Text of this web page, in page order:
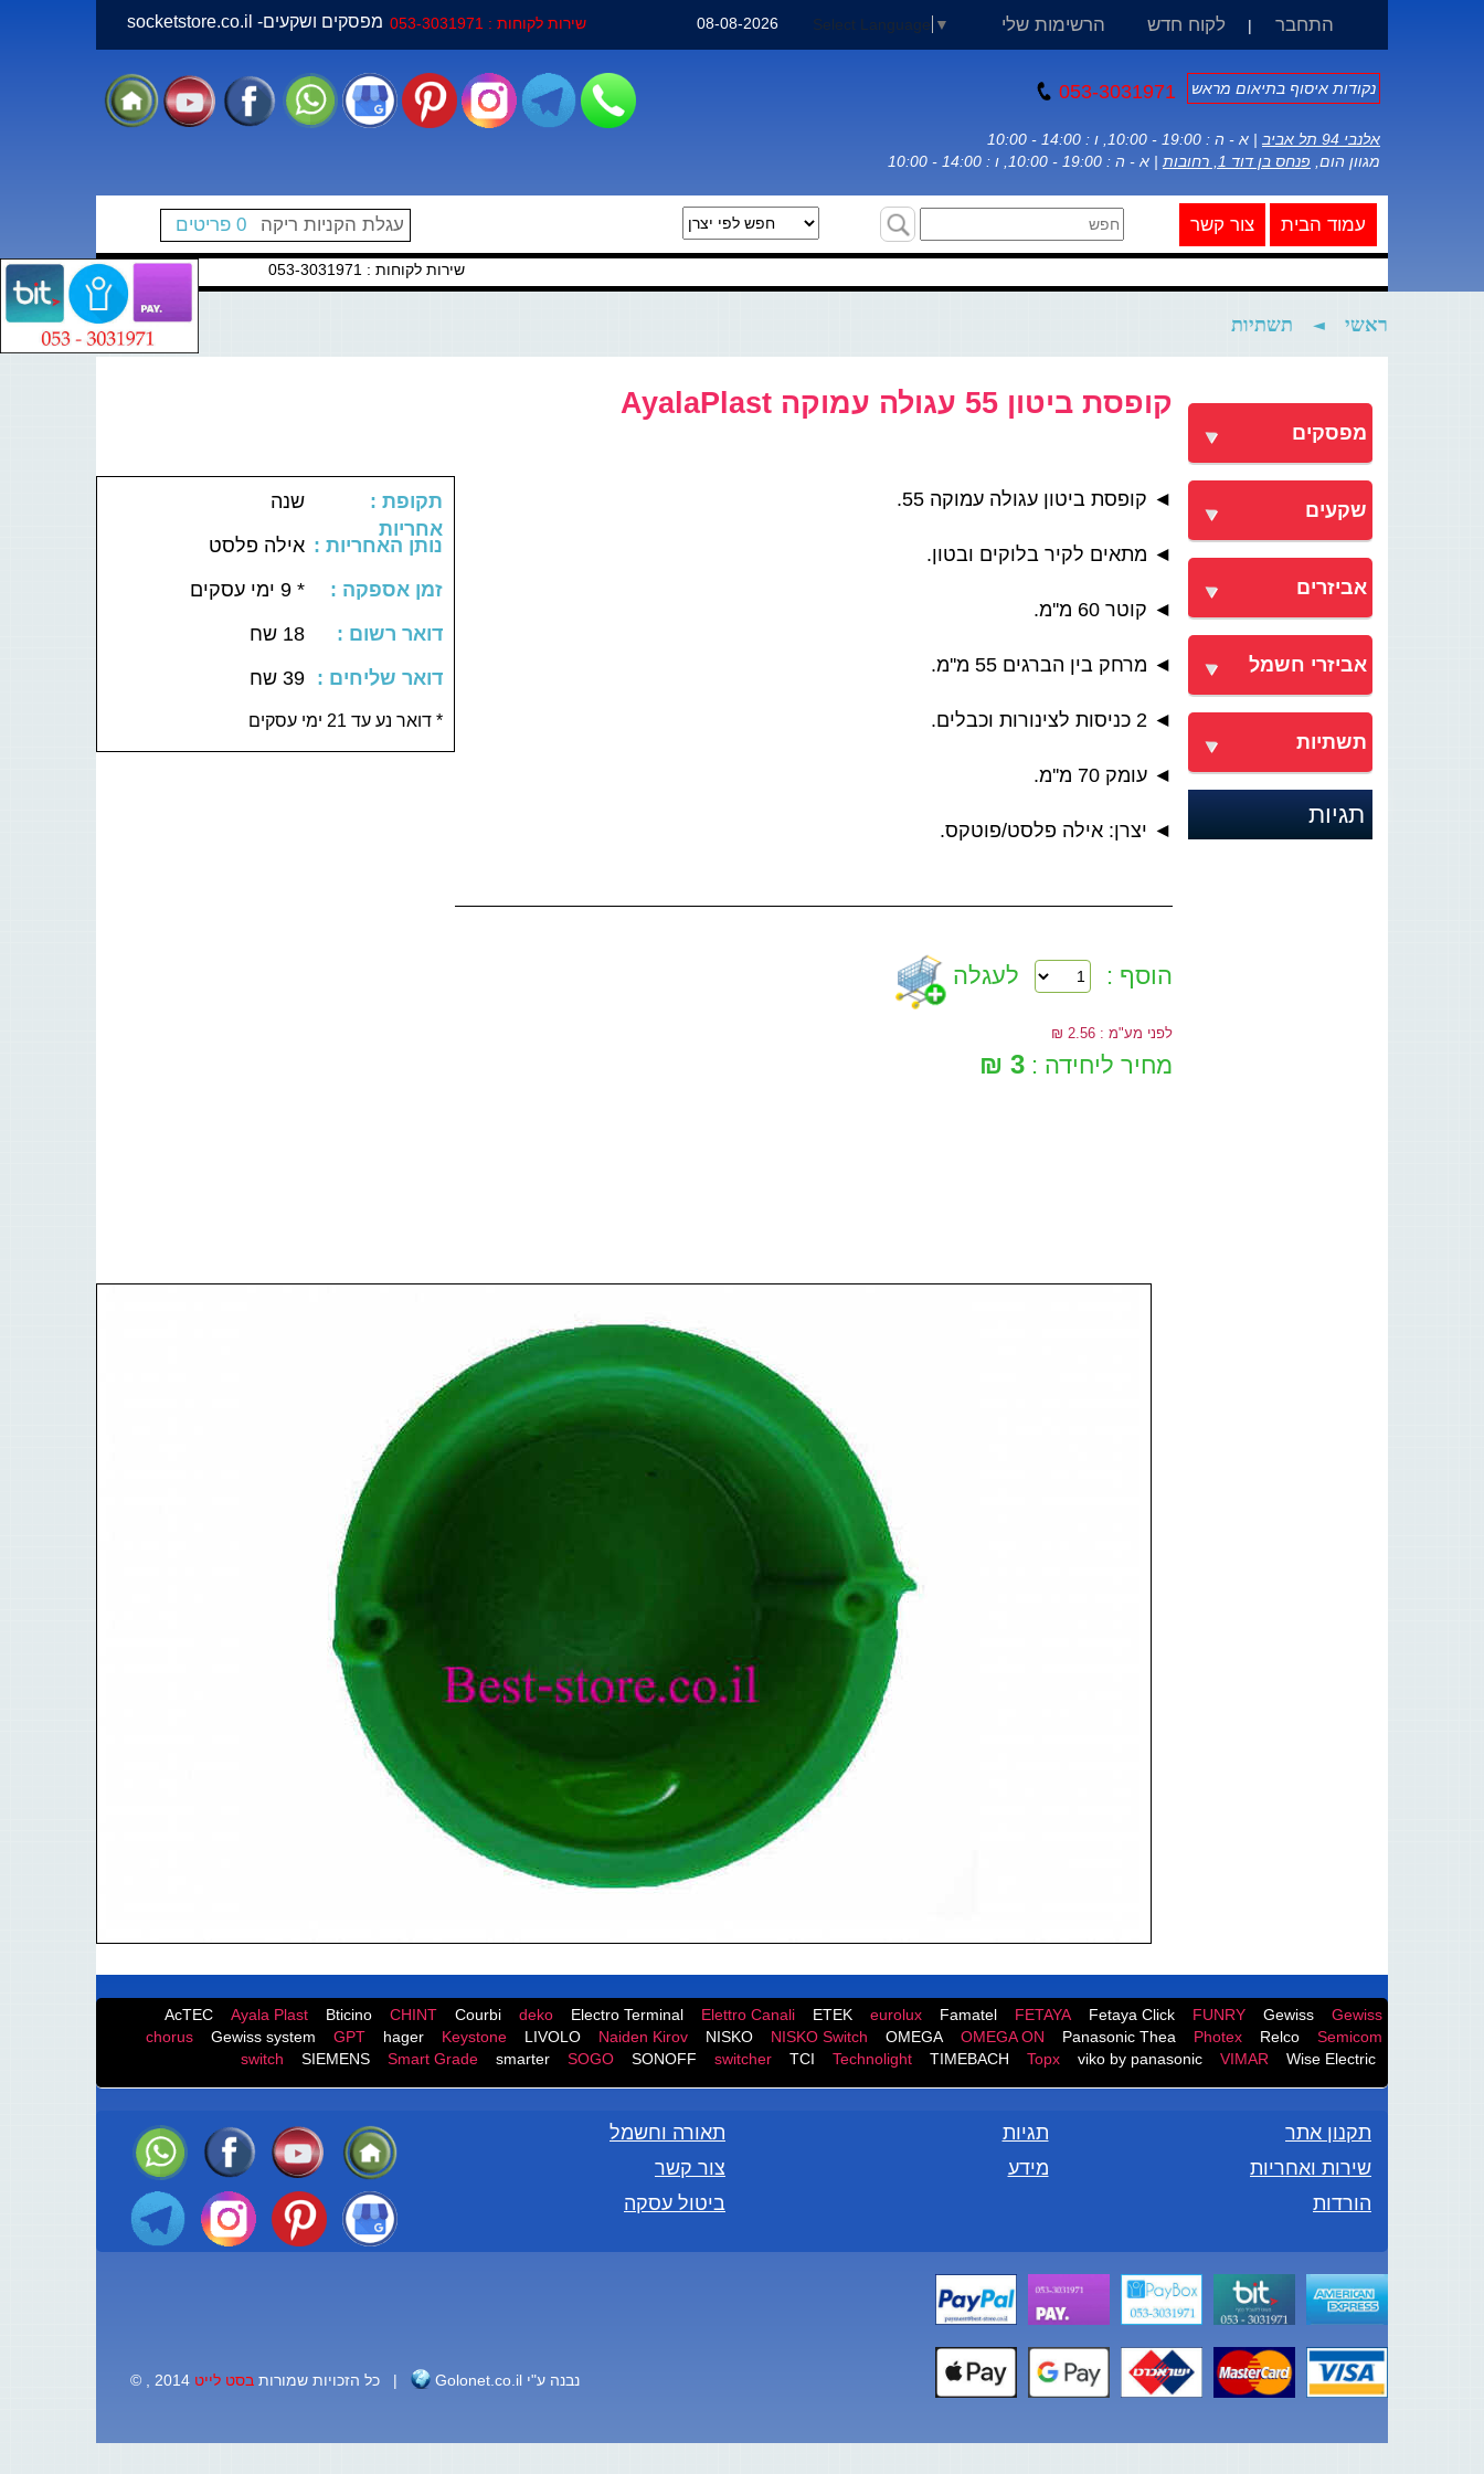
שירות לקוחות : 053-3031971 socketstore.co.il -מפסקים ושקעים 08-08-2026 הרשימות שלי התחבר | לקוח חדש Select Language ▼
נקודות איסוף בתיאום מראש 053-3031971
אלנבי 94 תל אביב
| א - ה : 19:00 - 10:00, ו : 14:00 - 10:00
מגוון הום, פנחס בן דוד 1, רחובות | א - ה : 19:00 - 10:00, ו : 14:00 - 10:00
עמוד הבית צור קשר עגלת הקניות ריקה 0 פריטים
שירות לקוחות : 053-3031971
ראשי ◄ תשתיות
: תקופת
אחריות
שנה
: נותן האחריות
אילה פלסט
: זמן אספקה
* 9 ימי עסקים
: דואר רשום
18 שח
: דואר שליחים
39 שח
דואר נע עד 21 ימי עסקים *
קופסת ביטון 55 עגולה עמוקה AyalaPlast
◄ קופסת ביטון עגולה עמוקה 55.
◄ מתאים לקיר בלוקים ובטון.
◄ קוטר 60 מ''מ.
◄ מרחק בין הברגים 55 מ''מ.
◄ 2 כניסות לצינורות וכבלים.
◄ עומק 70 מ''מ.
◄ יצרן: אילה פלסט/פוטקס.
הוסף : לעגלה
לפני מע"מ : 2.56 ₪
מחיר ליחידה :3 ₪
מפסקים
שקעים
אביזרים
אביזרי חשמל
תשתיות
תגיות
AcTEC Ayala Plast Bticino CHINT Courbi deko Electro Terminal Elettro Canali ETEK eurolux Famatel FETAYA Fetaya Click FUNRY Gewiss
Gewiss
chorus
Gewiss system GPT hager Keystone LIVOLO Naiden Kirov NISKO NISKO Switch OMEGA OMEGA ON Panasonic Thea Photex Relco
Semicom
switch
SIEMENS Smart Grade smarter SOGO SONOFF switcher TCI Technolight TIMEBACH Topx viko by panasonic VIMAR Wise Electric
תאורה וחשמל
צור קשר
ביטול עסקה
תגיות
מידע
תקנון אתר
שירות ואחריות
הורדות
© , 2014 כל הזכויות שמורות בסט לייט | Golonet.co.il נבנה ע"י